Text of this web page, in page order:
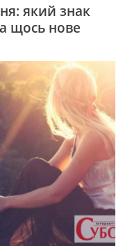
який знак
щось нове